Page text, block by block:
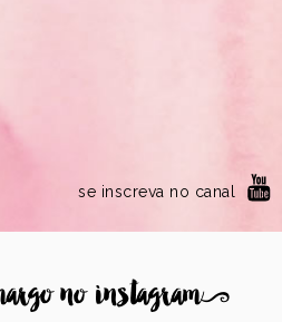
se inscreva no canal
no instagram9